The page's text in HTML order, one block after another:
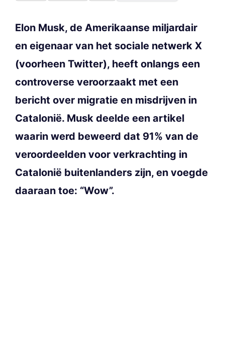
Elon Musk, de Amerikaanse miljardair
en eigenaar van het sociale netwerk X
(voorheen Twitter), heeft onlangs een
controverse veroorzaakt met een
bericht over migratie en misdrijven in
Catalonië. Musk deelde een artikel
waarin werd beweerd dat 91% van de
veroordeelden voor verkrachting in
Catalonië buitenlanders zijn, en voegde
daaraan toe: “Wow”.